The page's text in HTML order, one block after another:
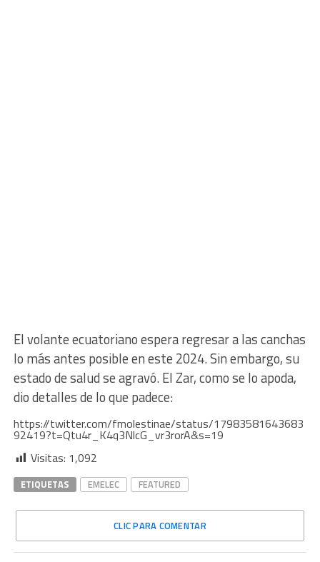
El volante ecuatoriano espera regresar a las canchas
lo más antes posible en este 2024. Sin embargo, su
estado de salud se agravó. El Zar, como se lo apoda,
dio detalles de lo que padece:
https://twitter.com/fmolestinae/status/17983581643683
92419?t=Qtu4r_K4q3NlcG_vr3rorA&s=19
Visitas: 1,092
ETIQUETAS EMELEC FEATURED
CLIC PARA COMENTAR